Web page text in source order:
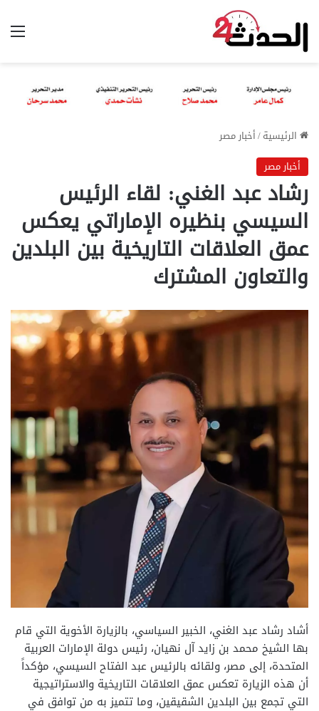
الرئيسية/أخبار مصر
أخبار مصر
رشاد عبد الغني: لقاء الرئيس
السيسي بنظيره الإماراتي يعكس
عمق العلاقات التاريخية بين البلدين
والتعاون المشترك
أشاد رشاد عبد الغني، الخبير السياسي، بالزيارة الأخوية التي قام
بها الشيخ محمد بن زايد آل نهيان، رئيس دولة الإمارات العربية
المتحدة، إلى مصر، ولقائه بالرئيس عبد الفتاح السيسي، مؤكداً
أن هذه الزيارة تعكس عمق العلاقات التاريخية والاستراتيجية
التي تجمع بين البلدين الشقيقين، وما تتميز به من توافق في